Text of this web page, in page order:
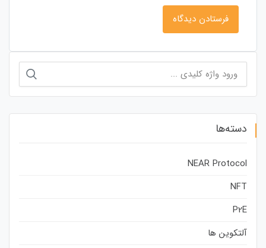
برای:
دسته‌ها
NEAR Protocol
NFT
P2E
آلتکوین ها